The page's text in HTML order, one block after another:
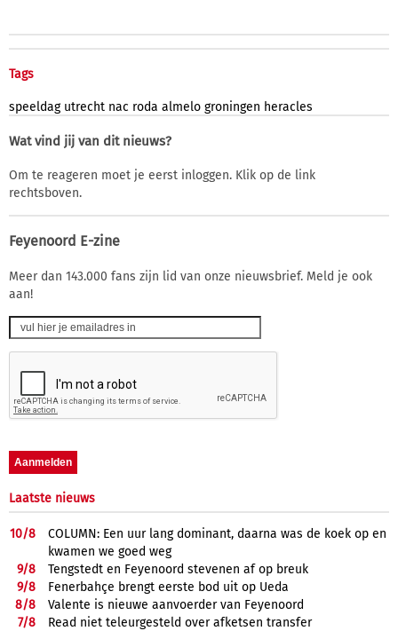
Tags
speeldag utrecht nac roda almelo groningen heracles
Wat vind jij van dit nieuws?
Om te reageren moet je eerst inloggen. Klik op de link
rechtsboven.
Feyenoord E-zine
Meer dan 143.000 fans zijn lid van onze nieuwsbrief. Meld je ook
aan!
Laatste nieuws
10/8
COLUMN: Een uur lang dominant, daarna was de koek op en
kwamen we goed weg
9/8
Tengstedt en Feyenoord stevenen af op breuk
9/8
Fenerbahçe brengt eerste bod uit op Ueda
8/8
Valente is nieuwe aanvoerder van Feyenoord
7/8
Read niet teleurgesteld over afketsen transfer